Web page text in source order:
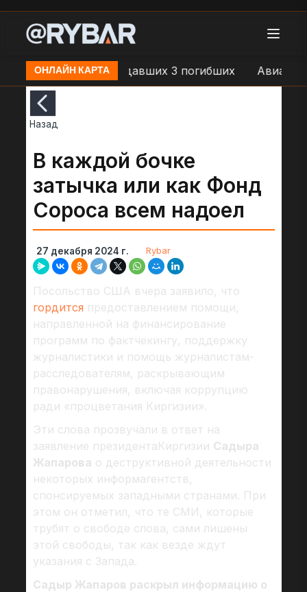
ОНЛАЙН КАРТА
25 пострадавших 3 погибших Авиаудар
Назад
В каждой бочке
затычка или как Фонд
Сороса всем надоел
27 декабря 2024 г. Rybar
Посольство США вчера заявило, что
гордится предоставлением помощи,
направленной на финансирование
программ по фактчекингу, поддержку
журналистики и помощь журналистам-
расследователям, раскрывающим
правонарушения, включая коррупцию
ради «процветания Киргизии».
Эти слова прозвучали в ответ на
заявление президентаКиргизии Садыра
Жапарова о деструктивной деятельности
некоторых информагентств,
спонсируемых западными странами. При
этом он отметил, что те СМИ, которые
трубят о свободе слова, сами лишены
этой свободы, так как везде ждут
указания с Запада.
Садыр Жапаров раскрыл информацию о